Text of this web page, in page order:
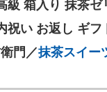
級 箱入り 抹茶ゼ
祝い お返し ギフ
門／抹茶スイー